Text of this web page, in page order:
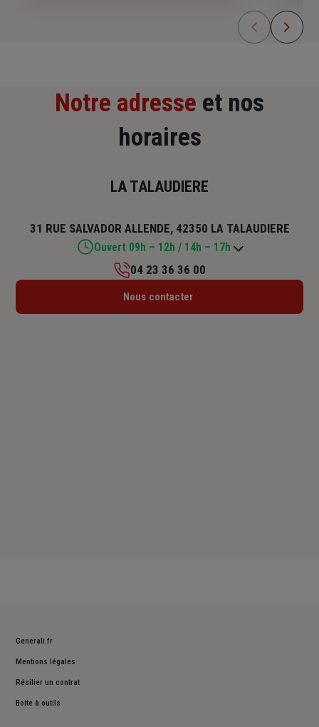
Notre adresse et nos
horaires
LA TALAUDIERE
31 RUE SALVADOR ALLENDE, 42350 LA TALAUDIERE
Ouvert 09h – 12h / 14h – 17h
Lundi : Fermé
04 23 36 36 00
Nous contacter
Generali.fr
Mentions légales
Résilier un contrat
Boite à outils